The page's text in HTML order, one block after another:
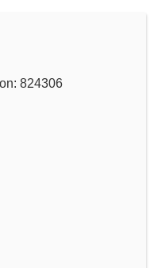
824306